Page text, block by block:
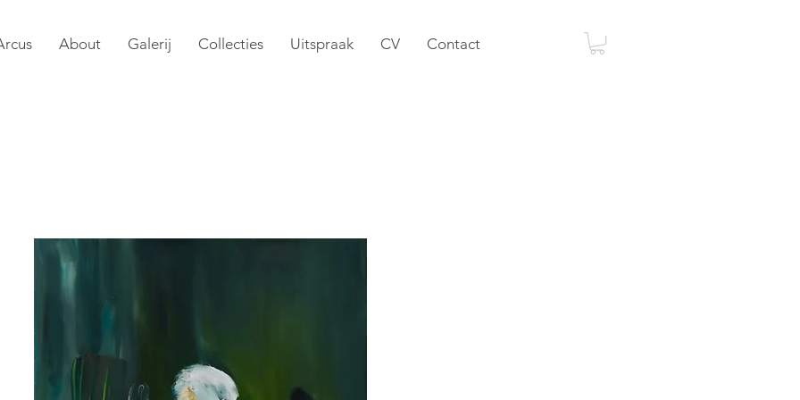
About Galerij Collecties Uitspraak CV Contact